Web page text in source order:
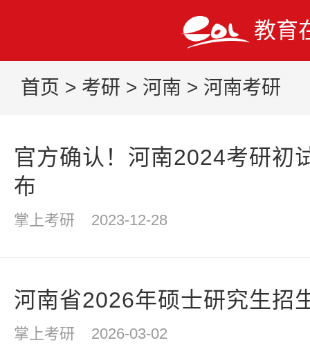
教育
首页 > 考研 > 河南 > 河南考研
官方确认！河南2024考研初
布
掌上考研 2023-12-28
河南省2026年硕士研究生招
掌上考研 2026-03-02